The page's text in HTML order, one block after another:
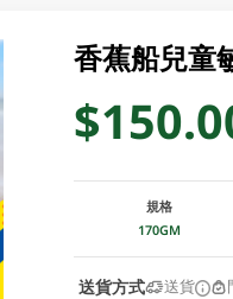
香蕉船兒童
規格
170GM
送貨方式 送貨